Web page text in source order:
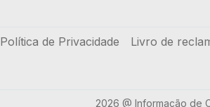
Política de Privacidade Livro de
2026 @ Informação de